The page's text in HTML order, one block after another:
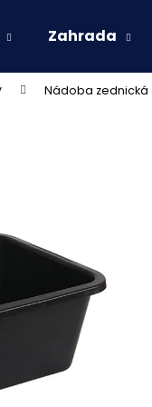
Zahrada
Nádoba
Co